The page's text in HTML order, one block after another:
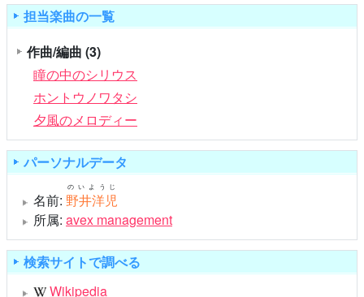
担当楽曲の一覧
作曲/編曲 (3)
瞳の中のシリウス
ホントウノワタシ
夕風のメロディー
パーソナルデータ
名前: 野井洋児
のいようじ
所属: avex management
検索サイトで調べる
Wikipedia